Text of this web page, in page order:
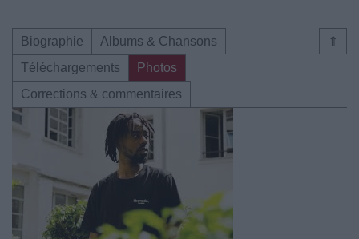
⇑
Biographie
Albums & Chansons
Téléchargements
Photos
Corrections & commentaires